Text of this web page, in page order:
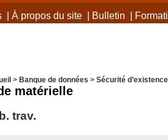
| À propos du site| Bulletin
> Banque de données > Sécurité d’existence
matérielle
trav.